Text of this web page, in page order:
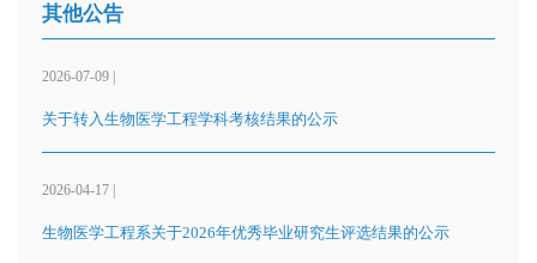
其他公告
2026-07-09 |
关于转入生物医学工程学科考核结果的公示
2026-04-17 |
生物医学工程系关于2026年优秀毕业研究生评选结果的公示